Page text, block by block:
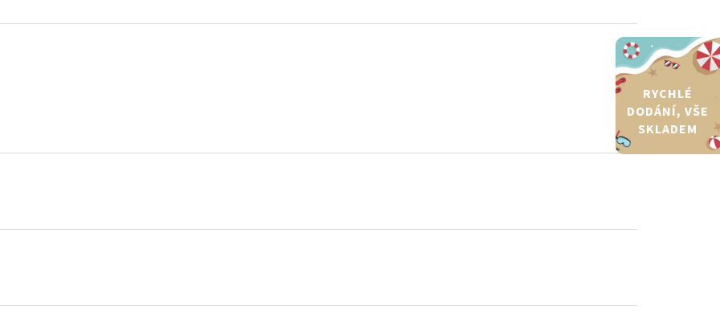
RYCHLÉ
DODÁNÍ, VŠE
SKLADEM